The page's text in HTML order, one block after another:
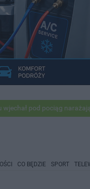
pociąg narażając
CO BĘDZIE SPORT